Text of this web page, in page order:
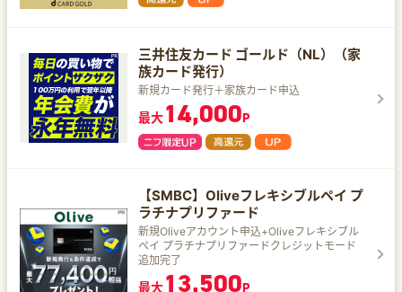
三井住友カード ゴールド（NL）（家
族カード発行）
新規カード発行＋家族カード申込
最大14,000P
【SMBC】Oliveフレキシブルペイ プ
ラチナプリファード
新規Oliveアカウント申込+Oliveフレキシブル
ペイ プラチナプリファードクレジットモード
追加完了
最大13,500P